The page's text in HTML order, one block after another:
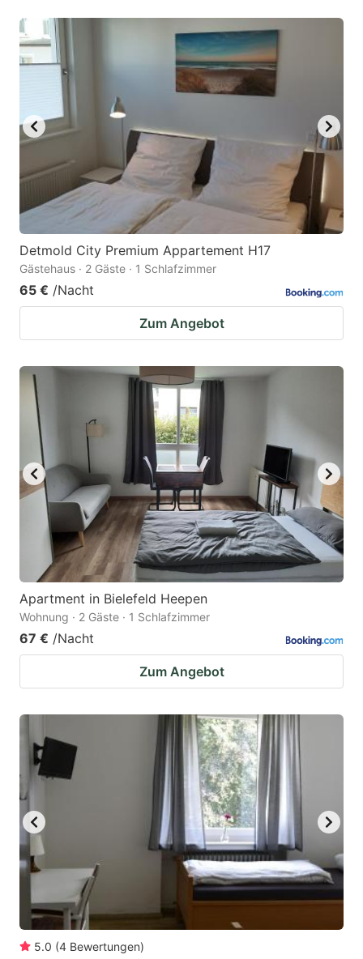
Detmold City Premium Appartement H17
Gästehaus · 2 Gäste · 1 Schlafzimmer
65 € /Nacht
Zum Angebot
Apartment in Bielefeld Heepen
Wohnung · 2 Gäste · 1 Schlafzimmer
67 € /Nacht
Zum Angebot
5.0 (4 Bewertungen)